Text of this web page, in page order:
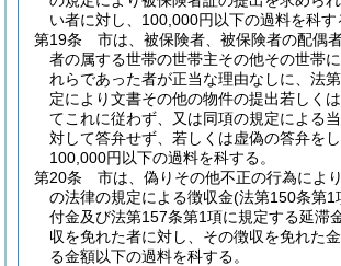
い者に対し、100,000円以下の過料を科す
第19条
市は、被保険者、被保険者の配偶
者の属する世帯の世帯主その他その世帯
れらであった者が正当な理由なしに、法
定により文書その他の物件の提出若しく
てこれに従わず、又は同項の規定による
対して答弁せず、若しくは虚偽の答弁をし
100,000円以下の過料を科する。
第20条
市は、偽りその他不正の行為によ
の法律の規定による徴収金(法第150条第1
付金及び法第157条第1項に規定する延滞
収を免れた者に対し、その徴収を免れた
る金額以下の過料を科する。